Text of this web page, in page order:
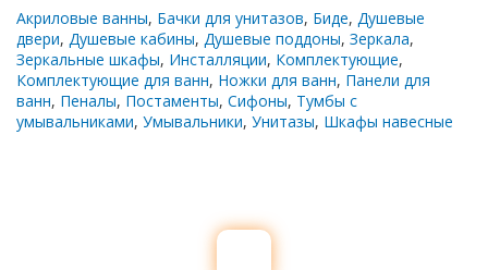
Акриловые ванны, Бачки для унитазов, Биде, Душевые
двери, Душевые кабины, Душевые поддоны, Зеркала,
Зеркальные шкафы, Инсталляции, Комплектующие,
Комплектующие для ванн, Ножки для ванн, Панели для
ванн, Пеналы, Постаменты, Сифоны, Тумбы с
умывальниками, Умывальники, Унитазы, Шкафы навесные